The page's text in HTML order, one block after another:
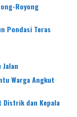
Royong
Pondasi Teras
Warga Angkut
Distrik dan Kepala